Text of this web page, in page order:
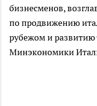
бизнесменов,
по продвижению
рубежом и развитию
Минэкономики